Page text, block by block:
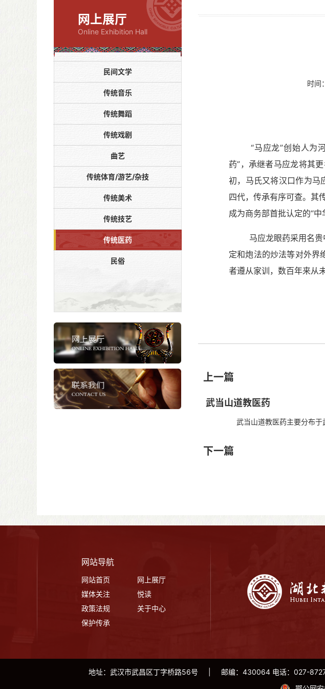
网上展厅
Online Exhibition Hall
民间文学
传统音乐
传统舞蹈
传统戏剧
曲艺
传统体育/游艺/杂技
传统美术
传统技艺
传统医药
民俗
时间
“马应龙”创始人为
药”，承继者马应龙将其
初，马氏又将汉口作为马
四代，传承有序可查。其
成为商务部首批认定的“中
马应龙眼药采用名贵中
定和炮法的炒法等对外界
者遵从家训，数百年来从
上一篇
武当山道教医药
武当山道教医药主要分布于武当
下一篇
网站导航
网站首页
网上展厅
媒体关注
悦读
政策法规
关于中心
保护传承
地址：武汉市武昌区丁字桥路56号 邮编：430064 电话：027-